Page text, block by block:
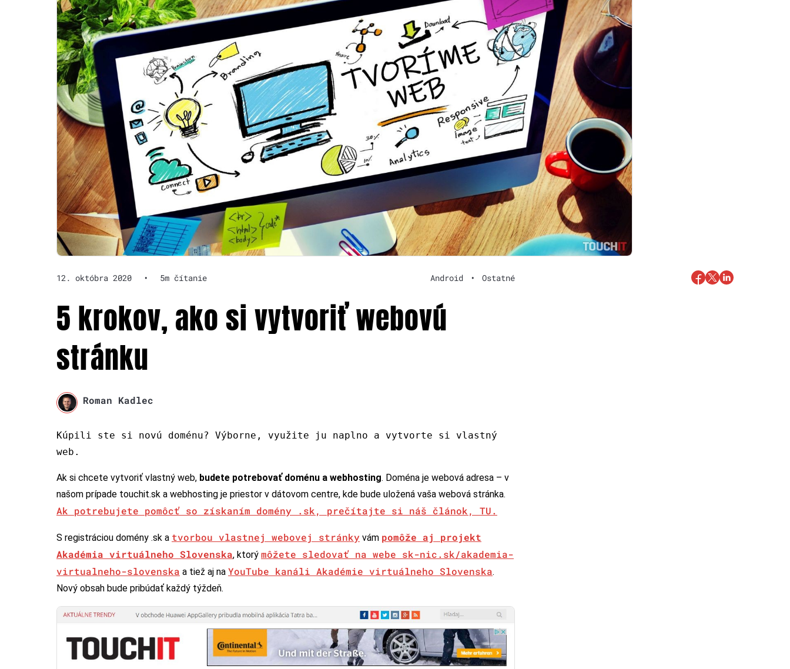
12. októbra 2020 • 5m čítanie Android • Ostatné
5 krokov, ako si vytvoriť webovú
stránku
Roman Kadlec
Kúpili ste si novú doménu? Výborne, využite ju naplno a vytvorte si vlastný
web.
Ak si chcete vytvoriť vlastný web, budete potrebovať doménu a webhosting. Doména je webová adresa – v
našom prípade touchit.sk a webhosting je priestor v dátovom centre, kde bude uložená vaša webová stránka.
Ak potrebujete pomôcť so získaním domény .sk, prečítajte si náš článok, TU.
S registráciou domény .sk a tvorbou vlastnej webovej stránky vám pomôže aj projekt
Akadémia virtuálneho Slovenska, ktorý môžete sledovať na webe sk-nic.sk/akademia-
virtualneho-slovenska a tiež aj na YouTube kanáli Akadémie virtuálneho Slovenska.
Nový obsah bude pribúdať každý týždeň.